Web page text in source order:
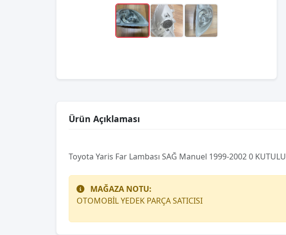
Ürün Açıklaması
Toyota Yaris Far Lambası SAĞ Manuel 1999-2002 0 KUTULU
MAĞAZA NOTU:
OTOMOBİL YEDEK PARÇA SATICISI